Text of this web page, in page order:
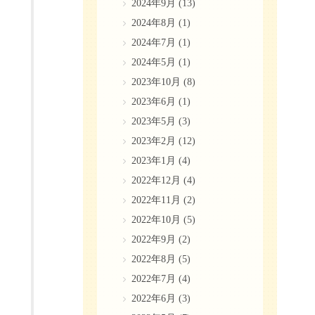
2024年9月 (13)
2024年8月 (1)
2024年7月 (1)
2024年5月 (1)
2023年10月 (8)
2023年6月 (1)
2023年5月 (3)
2023年2月 (12)
2023年1月 (4)
2022年12月 (4)
2022年11月 (2)
2022年10月 (5)
2022年9月 (2)
2022年8月 (5)
2022年7月 (4)
2022年6月 (3)